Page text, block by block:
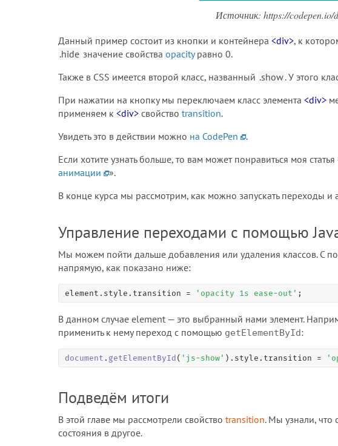
Источник: https://codepen.io/
Данный пример состоит из кнопки и контейнера <div>, к
.hide значение свойства opacityравно 0.
Также в CSS имеется второй класс, названный .show. У этого
При нажатии на кнопку мы переключаем класс элемента <div>
применяем к <div> свойство transition.
Увидеть это в действии можно на CodePen
.
Если хотите узнать больше, то вам может понравиться моя статья
анимации
».
В конце курса мы рассмотрим, как можно запускать переходы
Управление переходами с помощью
Мы можем пойти дальше добавления или удаления классов. С
напрямую, как показано ниже:
element.style.transition = 'opacity 1s ease-out' ;
В данном случае element — это выбранный нами элемент.
применить к нему переход с помощью getElementById:
document . getElementById ( 'js-show' ).style.transition =
Подведём итоги
В этой главе мы рассмотрели свойство transition. Мы узнали,
состояния в другое.